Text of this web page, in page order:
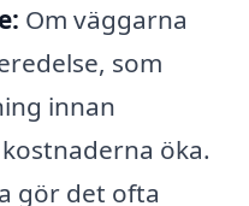
Om väggarna
som
innan
öka.
gör det ofta